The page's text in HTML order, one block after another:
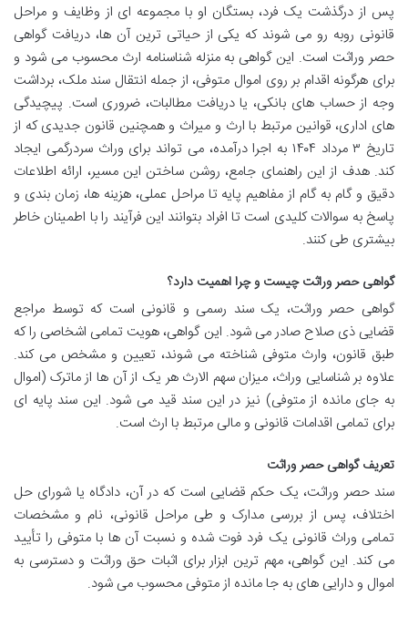
پس از درگذشت یک فرد، بستگان او با مجموعه ای از وظایف و مراحل
قانونی روبه رو می شوند که یکی از حیاتی ترین آن ها، دریافت گواهی
حصر وراثت است. این گواهی به منزله شناسنامه ارث محسوب می شود و
برای هرگونه اقدام بر روی اموال متوفی، از جمله انتقال سند ملک، برداشت
وجه از حساب های بانکی، یا دریافت مطالبات، ضروری است. پیچیدگی
های اداری، قوانین مرتبط با ارث و میراث و همچنین قانون جدیدی که از
تاریخ ۳ مرداد ۱۴۰۴ به اجرا درآمده، می تواند برای وراث سردرگمی ایجاد
کند. هدف از این راهنمای جامع، روشن ساختن این مسیر، ارائه اطلاعات
دقیق و گام به گام از مفاهیم پایه تا مراحل عملی، هزینه ها، زمان بندی و
پاسخ به سوالات کلیدی است تا افراد بتوانند این فرآیند را با اطمینان خاطر
بیشتری طی کنند.
گواهی حصر وراثت چیست و چرا اهمیت دارد؟
گواهی حصر وراثت، یک سند رسمی و قانونی است که توسط مراجع
قضایی ذی صلاح صادر می شود. این گواهی، هویت تمامی اشخاصی را که
طبق قانون، وارث متوفی شناخته می شوند، تعیین و مشخص می کند.
علاوه بر شناسایی وراث، میزان سهم الارث هر یک از آن ها از ماترک (اموال
به جای مانده از متوفی) نیز در این سند قید می شود. این سند پایه ای
برای تمامی اقدامات قانونی و مالی مرتبط با ارث است.
تعریف گواهی حصر وراثت
سند حصر وراثت، یک حکم قضایی است که در آن، دادگاه یا شورای حل
اختلاف، پس از بررسی مدارک و طی مراحل قانونی، نام و مشخصات
تمامی وراث قانونی یک فرد فوت شده و نسبت آن ها با متوفی را تأیید
می کند. این گواهی، مهم ترین ابزار برای اثبات حق وراثت و دسترسی به
اموال و دارایی های به جا مانده از متوفی محسوب می شود.